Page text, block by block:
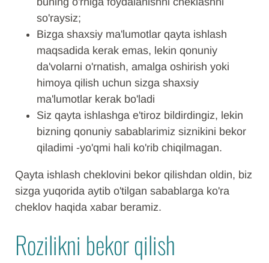
so'raysiz;
Bizga shaxsiy ma'lumotlar qayta ishlash
maqsadida kerak emas, lekin qonuniy
da'volarni o'rnatish, amalga oshirish yoki
himoya qilish uchun sizga shaxsiy
ma'lumotlar kerak bo'ladi
Siz qayta ishlashga e'tiroz bildirdingiz, lekin
bizning qonuniy sabablarimiz siznikini bekor
qiladimi -yo'qmi hali ko'rib chiqilmagan.
Qayta ishlash cheklovini bekor qilishdan oldin, biz
sizga yuqorida aytib o'tilgan sabablarga ko'ra
cheklov haqida xabar beramiz.
Rozilikni bekor qilish